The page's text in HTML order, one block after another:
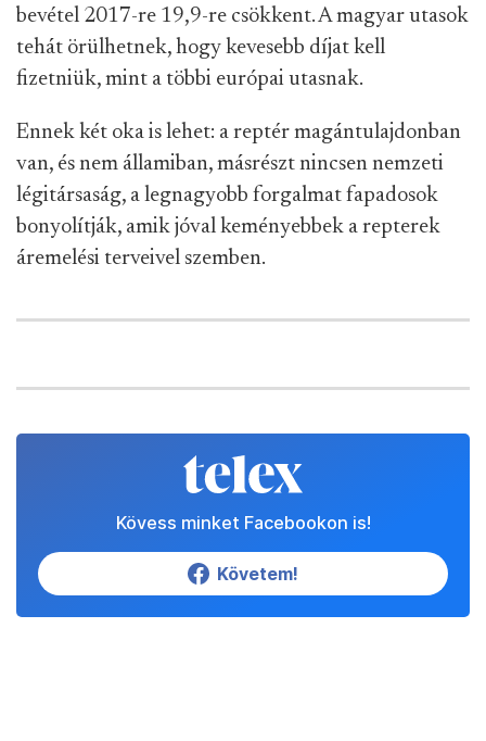
bevétel 2017-re 19,9-re csökkent. A magyar utasok
tehát örülhetnek, hogy kevesebb díjat kell
fizetniük, mint a többi európai utasnak.
Ennek két oka is lehet: a reptér magántulajdonban
van, és nem államiban, másrészt nincsen nemzeti
légitársaság, a legnagyobb forgalmat fapadosok
bonyolítják, amik jóval keményebbek a repterek
áremelési terveivel szemben.
Kövess minket Facebookon is!
Követem!